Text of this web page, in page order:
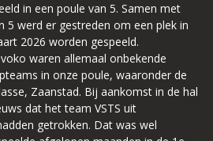
in een poule van 5. Samen met
5 werd er gestreden om een plek in
2026 worden gespeeld.
waren allemaal onbekende
in onze poule, waaronder de
Zaanstad. Bij aankomst in de hal
dat het team VSTS uit
getrokken. Dat was wel